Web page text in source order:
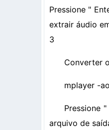
Pressione "
extrair áudio
3
Converter
mplayer -
Pressione
arquivo de